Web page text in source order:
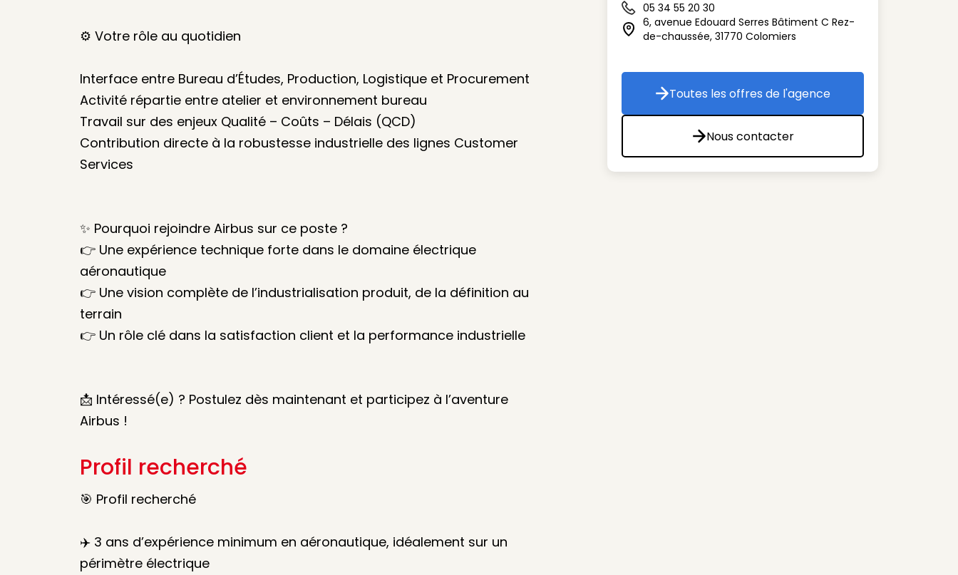
⚙️ Votre rôle au quotidien
Interface entre Bureau d’Études, Production, Logistique et Procurement
Activité répartie entre atelier et environnement bureau
Travail sur des enjeux Qualité – Coûts – Délais (QCD)
Contribution directe à la robustesse industrielle des lignes Customer
Services
✨ Pourquoi rejoindre Airbus sur ce poste ?
👉 Une expérience technique forte dans le domaine électrique
aéronautique
👉 Une vision complète de l’industrialisation produit, de la définition au
terrain
👉 Un rôle clé dans la satisfaction client et la performance industrielle
📩 Intéressé(e) ? Postulez dès maintenant et participez à l’aventure
Airbus !
Profil recherché
🎯 Profil recherché
✈️ 3 ans d’expérience minimum en aéronautique, idéalement sur un
périmètre électrique
Icône téléphone
05 34 55 20 30
Icône adresse
6, avenue Edouard Serres Bâtiment C Rez-
de-chaussée, 31770 Colomiers
Toutes les offres de l'agence
Toutes les offres de l'agence
Nous contacter
Nous contacter